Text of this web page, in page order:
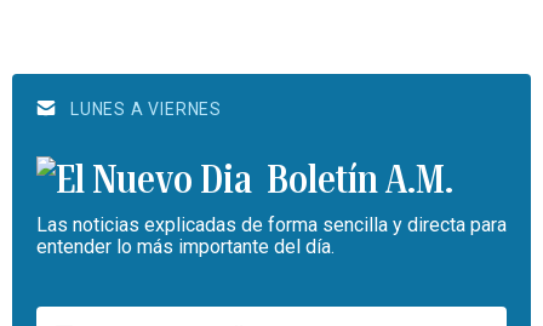
LUNES A VIERNES
Boletín A.M.
Las noticias explicadas de forma sencilla y directa para
entender lo más importante del día.